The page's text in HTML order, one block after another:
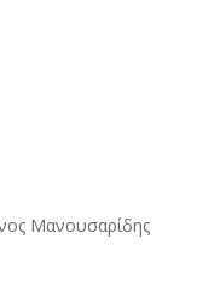
Μανουσαρίδης